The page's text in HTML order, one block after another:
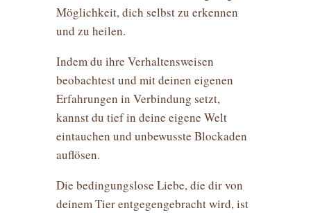
Möglichkeit, dich selbst zu erkennen
und zu heilen.
Indem du ihre Verhaltensweisen
beobachtest und mit deinen eigenen
Erfahrungen in Verbindung setzt,
kannst du tief in deine eigene Welt
eintauchen und unbewusste Blockaden
auflösen.
Die bedingungslose Liebe, die dir von
deinem Tier entgegengebracht wird, ist